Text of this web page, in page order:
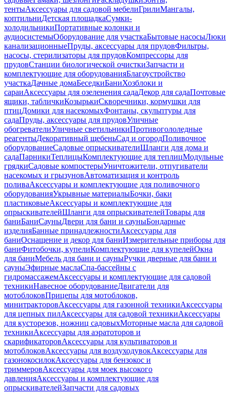
тентыАксессуары для садовой мебелиГрилиМангалы,
коптильниДетская площадкаСумки-
холодильникиПортативные колонки и
аудиосистемыОборудование для участкаБытовые насосыЛюки
канализационныеПруды, аксессуары для прудовФильтры,
насосы, стерилизаторы для прудовКомпрессоры для
прудовСтанции биологической очисткиЗапчасти и
комплектующие для оборудованияБлагоустройство
участкаДачные домаБеседкиБаниХозблоки и
сараиАксессуары для озеленения садаДекор для садаПочтовые
ящики, табличкиКозырькиСкворечники, кормушки для
птицДомики для насекомыхФонтаны, скульптуры для
садаПруды, аксессуары для прудовУличные
обогревателиУличные светильникиПротивогололедные
реагентыДекоративный щебеньСад и огородПоливочное
оборудованиеСадовые опрыскивателиШланги для дома и
садаПарникиТеплицыКомплектующие для теплицМодульные
грядкиСадовые компостерыУничтожители, отпугиватели
насекомых и грызуновАвтоматизация и контроль
поливаАксессуары и комплектующие для поливочного
оборудованияУкрывные материалыБочки, баки
пластиковыеАксессуары и комплектующие для
опрыскивателейШланги для опрыскивателейТовары для
баниБаниСауныДвери для бани и сауныБондарные
изделияБанные принадлежностиАксессуары для
баниОснащение и декор для баниИзмерительные приборы для
баниФитобочки, купелиКомплектующие для купелейОкна
для баниМебель для бани и сауныРучки дверные для бани и
сауныЭфирные маслаСпа-бассейны с
гидромассажемАксессуары и комплектующие для садовой
техникиНавесное оборудованиеДвигатели для
мотоблоковПрицепы для мотоблоков,
минитракторовАксессуары для газонной техникиАксессуары
для цепных пилАксессуары для садовой техникиАксессуары
для кусторезов, ножниц садовыхМоторные масла для садовой
техникиАксессуары для аэратоторов и
скарификаторовАксессуары для культиваторов и
мотоблоковАксессуары для воздуходувокАксессуары для
газонокосилокАксессуары для бензокос и
триммеровАксессуары для моек высокого
давленияАксессуары и комплектующие для
опрыскивателейЗапчасти для садовых